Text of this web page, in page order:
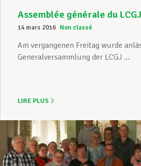
Assemblée générale du LCGJ
14 mars 2016 Non classé
Am vergangenen Freitag wurde
Generalversammlung der LCGJ ...
LIRE PLUS